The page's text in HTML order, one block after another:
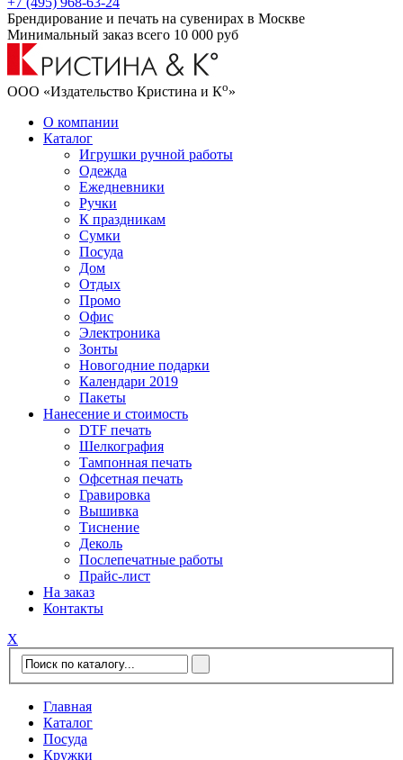
Брендирование и печать на сувенирах в Москве
Минимальный заказ всего 10 000 руб
ООО «Издательство Кристина и Ко»
О компании
Каталог
Игрушки ручной работы
Одежда
Ежедневники
Ручки
К праздникам
Сумки
Посуда
Дом
Отдых
Промо
Офис
Электроника
Зонты
Новогодние подарки
Календари 2019
Пакеты
Нанесение и стоимость
DTF печать
Шелкография
Тампонная печать
Офсетная печать
Гравировка
Вышивка
Тиснение
Деколь
Послепечатные работы
Прайс-лист
На заказ
Контакты
Х
Главная
Каталог
Посуда
Кружки